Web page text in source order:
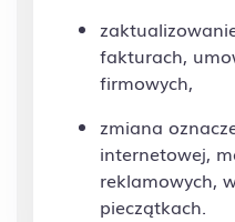
fakturach,
firmowych,
zmiana
internetowej,
reklamowych,
pieczątkach.